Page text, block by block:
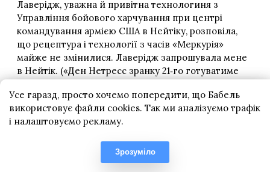
Усе гаразд, просто хочемо попередити, що Бабель
використовує файли cookies. Так ми аналізуємо трафік
і налаштовуємо рекламу.
Зрозуміло